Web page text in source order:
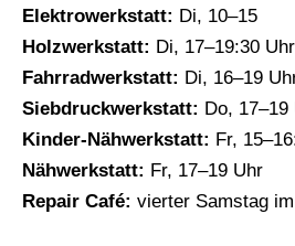
Elektrowerkstatt: Di, 10–15
Holzwerkstatt: Di, 17–19:30 Uhr
Fahrradwerkstatt: Di, 16–19
Siebdruckwerkstatt: Do, 17–19
Kinder-Nähwerkstatt: Fr,
Nähwerkstatt: Fr, 17–19 Uhr
Repair Café: vierter Samstag